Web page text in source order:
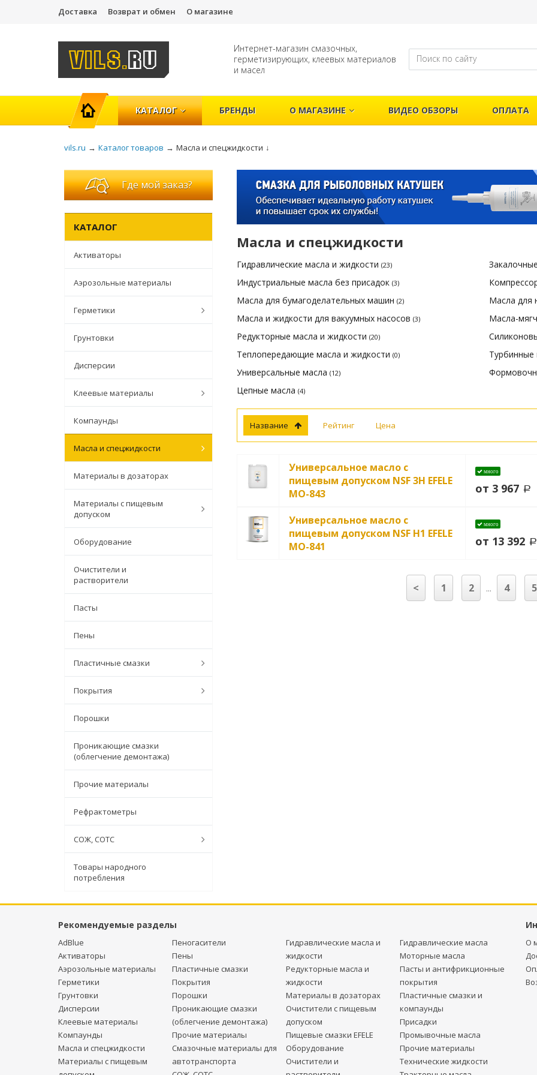
Доставка Возврат и обмен О магазине
Интернет-магазин смазочных,
герметизирующих, клеевых материалов
и масел
ГЛАВНАЯ
КАТАЛОГ БРЕНДЫ О МАГАЗИНЕ ВИДЕО ОБЗОРЫ ОПЛАТА
vils.ru → Каталог товаров → Масла и спецжидкости ↓
Где мой заказ?
КАТАЛОГ
Активаторы
Аэрозольные материалы
Герметики
Грунтовки
Дисперсии
Клеевые материалы
Компаунды
Масла и спецжидкости
Материалы в дозаторах
Материалы с пищевым
допуском
Оборудование
Очистители и
растворители
Пасты
Пены
Пластичные смазки
Покрытия
Порошки
Проникающие смазки
(облегчение демонтажа)
Прочие материалы
Рефрактометры
СОЖ, СОТС
Товары народного
потребления
Масла и спецжидкости
Гидравлические масла и жидкости (23)
Индустриальные масла без присадок (3)
Масла для бумагоделательных машин (2)
Масла для
Масла и жидкости для вакуумных насосов (3)
Масла-
Редукторные масла и жидкости (20)
Теплопередающие масла и жидкости (0)
Универсальные масла (12)
Цепные масла (4)
Название Рейтинг Цена
Универсальное масло с
пищевым допуском NSF 3H EFELE
MO-843
много
от 3 967
Универсальное масло с
пищевым допуском NSF H1 EFELE
MO-841
много
от 13 392
< 1 2 ... 4 5
Рекомендуемые разделы
AdBlue
Активаторы
Аэрозольные материалы
Герметики
Грунтовки
Дисперсии
Клеевые материалы
Компаунды
Масла и спецжидкости
Материалы с пищевым
Пеногасители
Пены
Пластичные смазки
Покрытия
Порошки
Проникающие смазки
(облегчение демонтажа)
Прочие материалы
Смазочные материалы для
автотранспорта
Гидравлические масла и
жидкости
Редукторные масла и
жидкости
Материалы в дозаторах
Очистители с пищевым
допуском
Пищевые смазки EFELE
Оборудование
Очистители и
Гидравлические масла
Моторные масла
Пасты и антифрикционные
покрытия
Пластичные смазки и
компаунды
Присадки
Промывочные масла
Прочие материалы
Технические жидкости
О